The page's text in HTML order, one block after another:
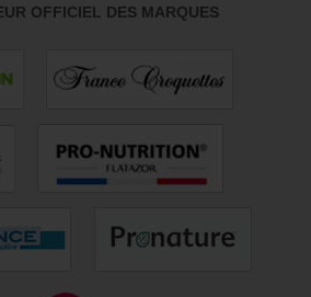
OFFICIEL DES MARQUES